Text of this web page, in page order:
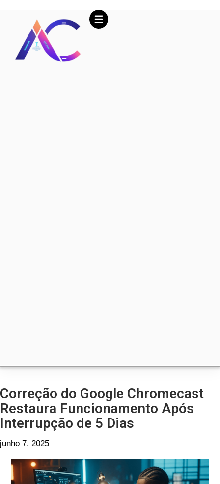
Correção do Google Chromecast
Restaura Funcionamento Após
Interrupção de 5 Dias
junho 7, 2025